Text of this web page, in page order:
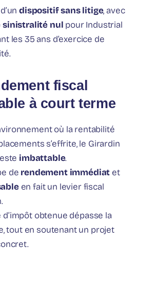
dispositif sans litige, avec
sinistralité nul pour Industrial
les 35 ans d’exercice de
fiscal
à court terme
où la rentabilité
s’effrite, le Girardin
imbattable.
de rendement immédiat et
en fait un levier fiscal
d’impôt obtenue dépasse la
tout en soutenant un projet